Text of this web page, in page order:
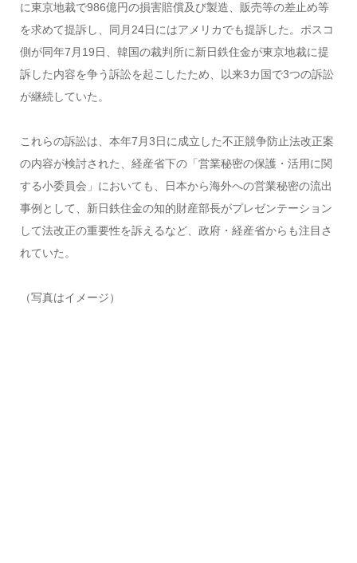
に東京地裁で986億円の損害賠償及び製造、販売等の差止め等
を求めて提訴し、同月24日にはアメリカでも提訴した。ポスコ
側が同年7月19日、韓国の裁判所に新日鉄住金が東京地裁に提
訴した内容を争う訴訟を起こしたため、以来3カ国で3つの訴訟
が継続していた。
これらの訴訟は、本年7月3日に成立した不正競争防止法改正案
の内容が検討された、経産省下の「営業秘密の保護・活用に関
する小委員会」においても、日本から海外への営業秘密の流出
事例として、新日鉄住金の知的財産部長がプレゼンテーション
して法改正の重要性を訴えるなど、政府・経産省からも注目さ
れていた。
（写真はイメージ）